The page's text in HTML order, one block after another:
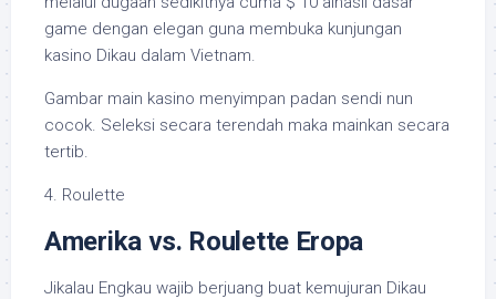
game dengan elegan guna membuka kunjungan
kasino Dikau dalam Vietnam.
Gambar main kasino menyimpan padan sendi nun
cocok. Seleksi secara terendah maka mainkan secara
tertib.
4. Roulette
Amerika vs. Roulette Eropa
Jikalau Engkau wajib berjuang buat kemujuran Dikau